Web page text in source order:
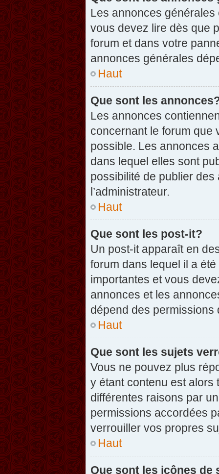
Les annonces
vous devez lire dès que
forum et dans votre
annonces générales
Haut
Que sont les
Les annonces
concernant le forum que
possible. Les annonces
dans lequel elles sont
possibilité de publier
l’administrateur.
Haut
Que sont les post-it?
Un post-it apparaît en
forum dans lequel il a
importantes et vous
annonces et les
dépend des permissions
Haut
Que sont les sujets
Vous ne pouvez plus
y étant contenu est alors
différentes raisons par
permissions accordées
verrouiller vos propres
Haut
Que sont les icônes de